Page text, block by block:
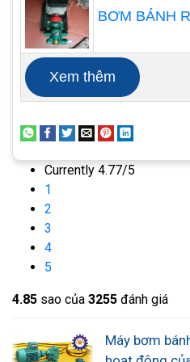
răng cũng được chia
điều này sẽ cho phép
chọn máy bơm đáp ứng
chính đó là:
bơm bánh răng khớp
bơm bánh răng khớp
BƠM BÁNH
Xem thêm
Currently 4.77/5
1
2
3
4
5
4.85 sao của 3255 đánh giá
Máy bơm